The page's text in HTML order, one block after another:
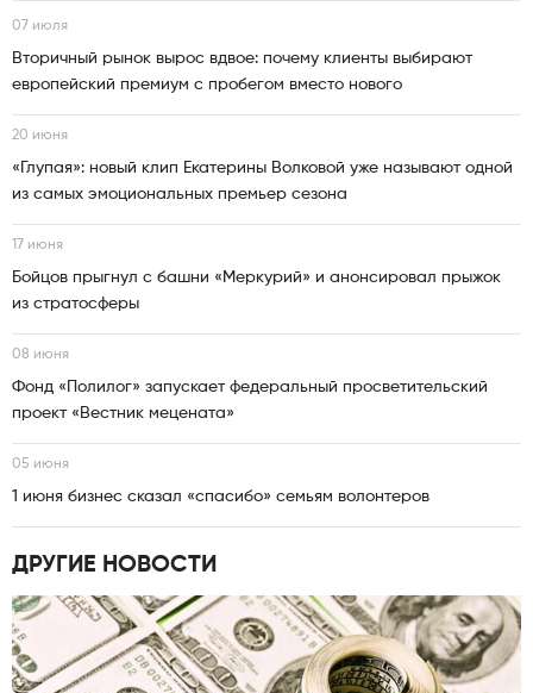
07 июля
Вторичный рынок вырос вдвое: почему клиенты выбирают
европейский премиум с пробегом вместо нового
20 июня
«Глупая»: новый клип Екатерины Волковой уже называют одной
из самых эмоциональных премьер сезона
17 июня
Бойцов прыгнул с башни «Меркурий» и анонсировал прыжок
из стратосферы
08 июня
Фонд «Полилог» запускает федеральный просветительский
проект «Вестник мецената»
05 июня
1 июня бизнес сказал «спасибо» семьям волонтеров
ДРУГИЕ НОВОСТИ